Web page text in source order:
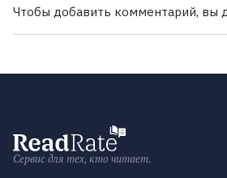
Чтобы добавить комментарий, вы
Сервис для тех, кто читает.